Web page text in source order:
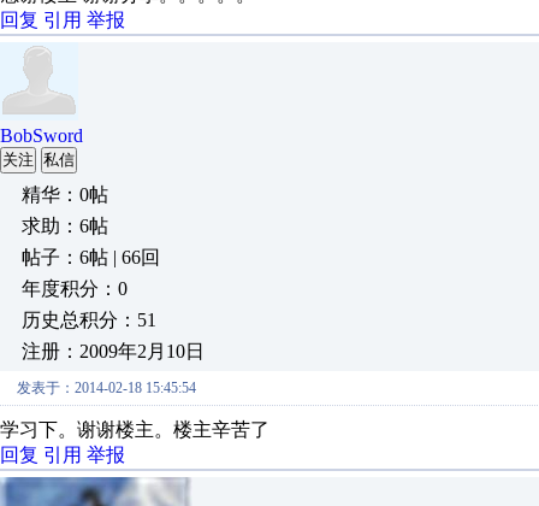
回复 引用 举报
BobSword
关注 私信
精华：0帖
求助：6帖
帖子：6帖 | 66回
年度积分：0
历史总积分：51
注册：2009年2月10日
发表于：2014-02-18 15:45:54
学习下。谢谢楼主。楼主辛苦了
回复 引用 举报